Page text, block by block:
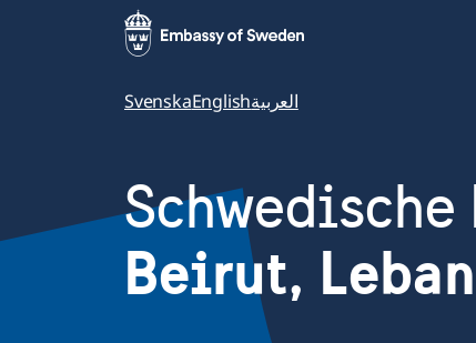
SvenskaEnglishالعربية
Beirut,